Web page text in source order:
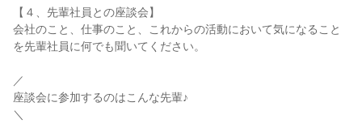
【４、先輩社員との座談会】
会社のこと、仕事のこと、これからの活動において気になること
を先輩社員に何でも聞いてください。
／
座談会に参加するのはこんな先輩♪
＼